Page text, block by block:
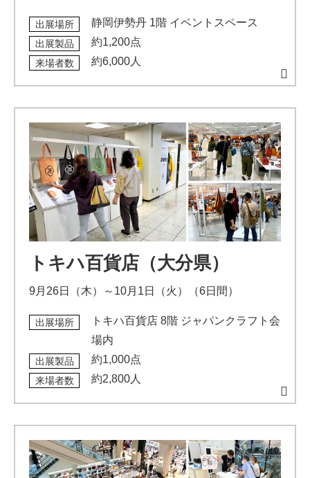
出展場所 静岡伊勢丹 1階 イベントスペース
出展製品 約1,200点
来場者数 約6,000人
トキハ百貨店（大分県）
9月26日（木）～10月1日（火）（6日間）
出展場所
トキハ百貨店 8階 ジャパンクラフト会
場内
出展製品 約1,000点
来場者数 約2,800人